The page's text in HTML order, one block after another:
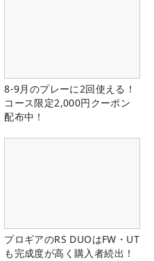
8-9月のプレーに2回使える！
コース限定2,000円クーポン
配布中！
プロギアのRS DUOはFW・UT
も完成度が高く購入者続出！